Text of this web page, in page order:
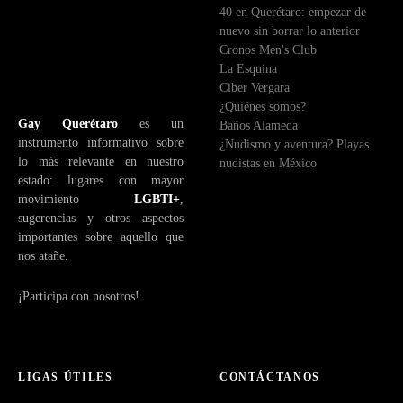
o
Gay Querétaro es un
instrumento informativo sobre
lo más relevante en nuestro
estado: lugares con mayor
movimiento LGBTI+
sugerencias y otros aspectos
importantes sobre aquello que
nos atañe.
¡Participa con nosotros!
40 en Querétaro: empezar de
nuevo sin borrar lo anterior
Cronos Men's Club
La Esquina
Ciber Vergara
¿Quiénes somos?
Baños Alameda
¿Nudismo y aventura? Playas
nudistas en México
LIGAS ÚTILES CONTÁCTANOS